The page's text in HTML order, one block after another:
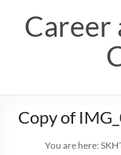
contentCareer
Copy of
You are here: